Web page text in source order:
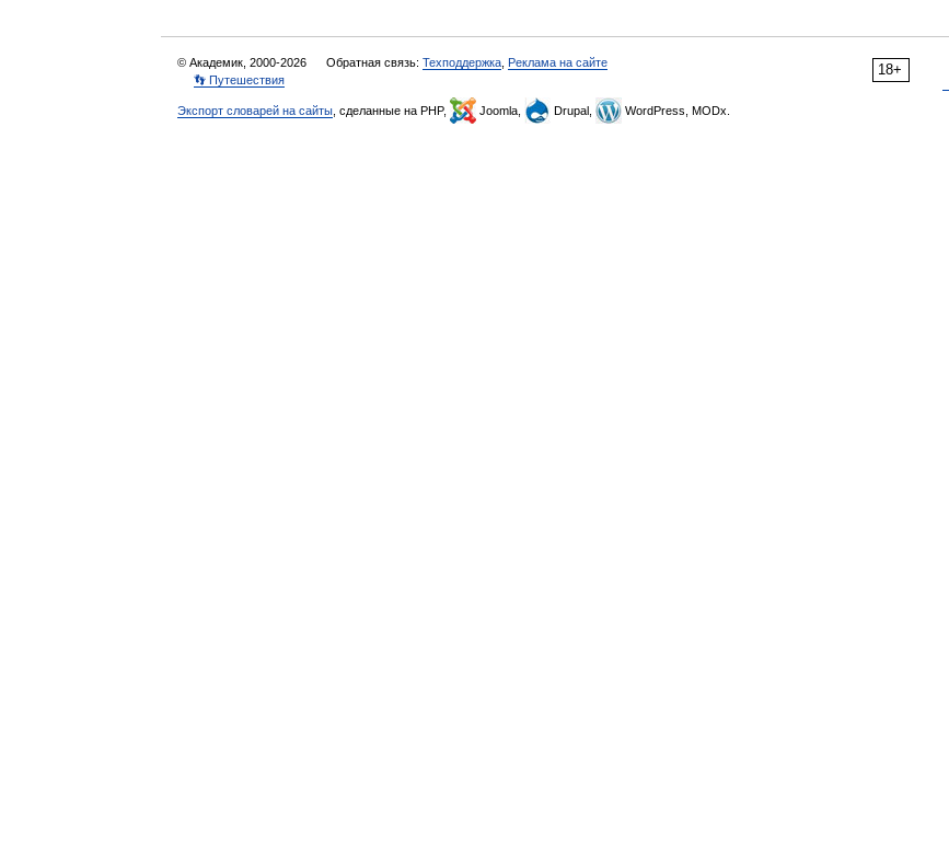
18+
© Академик, 2000-2026 Обратная связь: Техподдержка
Реклама на сайте
👣 Путешествия
Экспорт словарей на сайты , сделанные на PHP, Joomla, Drupal, WordPress, MODx.